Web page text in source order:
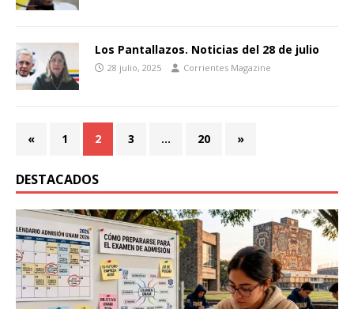
Los Pantallazos. Noticias del 28 de julio
28 julio, 2025 Corrientes Magazine
« 1 2 3 … 20 »
DESTACADOS